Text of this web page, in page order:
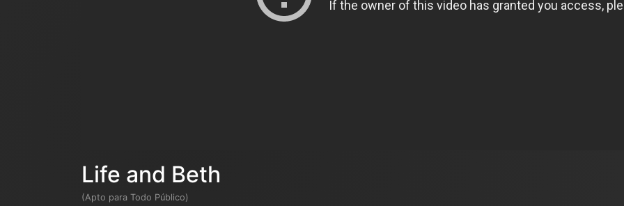
Life and Beth
(Apto para Todo Público)